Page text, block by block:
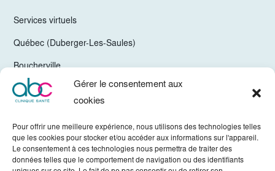
Gérer le consentement aux
cookies
Pour offrir une meilleure expérience, nous utilisons des technologies telles
que les cookies pour stocker et/ou accéder aux informations sur l'appareil.
Le consentement à ces technologies nous permettra de traiter des
données telles que le comportement de navigation ou des identifiants
Services virtuels
Québec (Duberger-Les-Saules)
Boucherville
Trois-Rivières
Valleyfield
Mirabel